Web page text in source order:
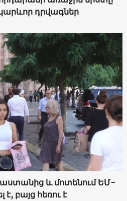
դրվագներ
և մոտենում ԵՄ-
է, բայց հեռու է